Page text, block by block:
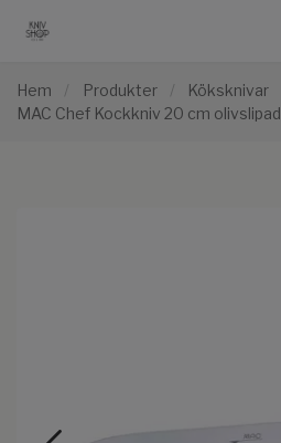
Hem / Produkter / Köksknivar
MAC Chef Kockkniv 20 cm olivslipad